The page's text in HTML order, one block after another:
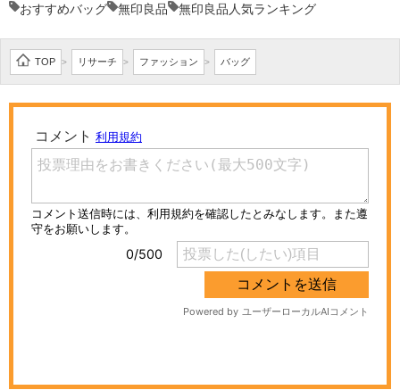
おすすめバッグ 無印良品 無印良品人気ランキング
TOP > リサーチ > ファッション > バッグ